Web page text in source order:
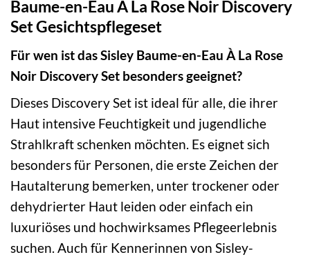
Baume-en-Eau À La Rose Noir Discovery
Set Gesichtspflegeset
Für wen ist das Sisley Baume-en-Eau À La Rose
Noir Discovery Set besonders geeignet?
Dieses Discovery Set ist ideal für alle, die ihrer
Haut intensive Feuchtigkeit und jugendliche
Strahlkraft schenken möchten. Es eignet sich
besonders für Personen, die erste Zeichen der
Hautalterung bemerken, unter trockener oder
dehydrierter Haut leiden oder einfach ein
luxuriöses und hochwirksames Pflegeerlebnis
suchen. Auch für Kennerinnen von Sisley-